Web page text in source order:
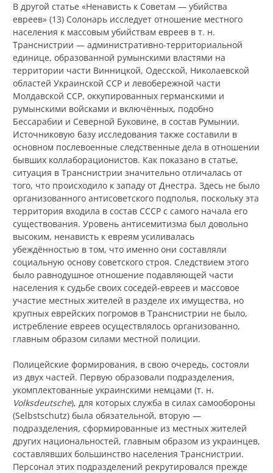
В другой статье «Ненависть к Советам — убийства
евреев» (13) Солонарь исследует отношение местного
населения к массовым убийствам евреев в т. н.
Транснистрии — административно-территориальной
единице, образованной румынскими властями на
территории части Винницкой, Одесской, Николаевской
областей Украинской ССР и левобережной части
Молдавской ССР, оккупированных германскими и
румынскими войсками и включённых, подобно
Бессарабии и Северной Буковине, в состав Румынии.
Источниковую базу исследования также составили в
основном послевоенные следственные дела в отношении
бывших коллаборационистов. Как показано в статье,
ситуация в Транснистрии значительно отличалась от
того, что происходило к западу от Днестра. Здесь не было
организованного антисоветского подполья, поскольку эта
территория входила в состав СССР с самого начала его
существования. Уровень антисемитизма был довольно
высоким, ненависть к евреям усиливалась
убеждённостью в том, что именно они составляли
социальную основу советского строя. Следствием этого
было равнодушное отношение подавляющей части
населения к судьбе своих соседей-евреев и массовое
участие местных жителей в разделе их имущества, но
крупных еврейских погромов в Транснистрии не было,
истребление евреев осуществлялось организованно,
главным образом силами местной полиции.
Полицейские формирования, в свою очередь, состояли
из двух частей. Первую образовали подразделения,
укомплектованные украинскими немцами (т. н.
Volksdeutsche), для которых служба в силах самообороны
(Selbstschutz) была обязательной, вторую —
подразделения, сформированные из местных жителей
других национальностей, главным образом из украинцев,
составлявших большинство населения Транснистрии.
Персонал этих подразделений рекрутировался прежде